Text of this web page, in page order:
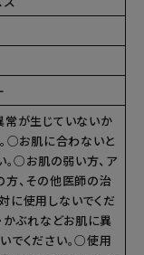
が生じていないか
○お肌に合わないと
。○お肌の弱い方、ア
方、その他医師の治
に使用しないでくだ
かぶれなどお肌に異
でください。○使用